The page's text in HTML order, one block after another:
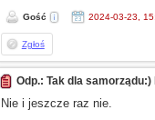
Gość 2024-03-23,
Zgłoś
Odp.: Tak dla samorządu:)
Nie i jeszczeraz nie.